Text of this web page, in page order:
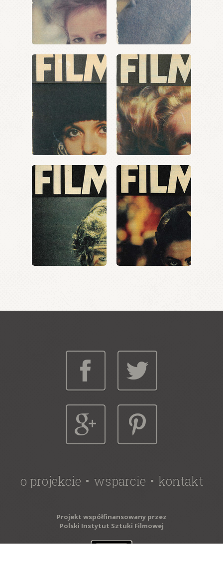
o projekcie wsparcie kontakt
Projekt współfinansowany przez